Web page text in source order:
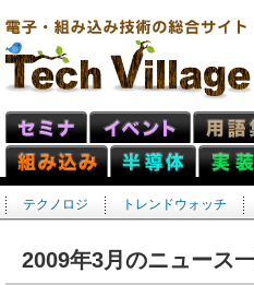
テクノロジ トレンドウォッチ
2009年3月のニュース